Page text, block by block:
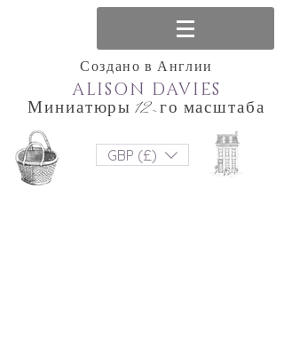
Создано в Англии
Миниатюры 12-го масштаба
ALISON DAVIES
GBP (£)